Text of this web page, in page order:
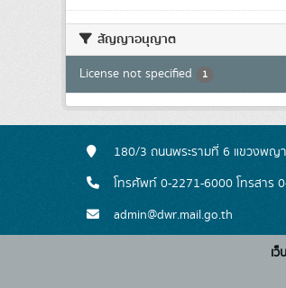
สัญญาอนุญาต
License not specified 1
180/3 ถนนพระรามที่ 6 แขวงพญ
โทรศัพท์ 0-2271-6000 โทรสาร
admin@dwr.mail.go.th
เ